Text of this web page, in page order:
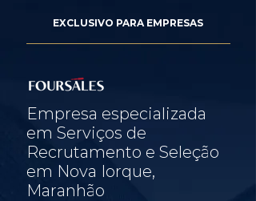
EXCLUSIVO PARA EMPRESAS
Empresa especializada
em Serviços de
Recrutamento e Seleção
em Nova Iorque,
Maranhão